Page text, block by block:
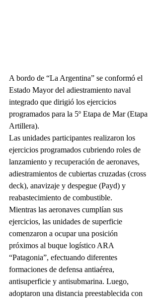
A bordo de “La Argentina” se conformó el
Estado Mayor del adiestramiento naval
integrado que dirigió los ejercicios
programados para la 5º Etapa de Mar (Etapa
Artillera).
Las unidades participantes realizaron los
ejercicios programados cubriendo roles de
lanzamiento y recuperación de aeronaves,
adiestramientos de cubiertas cruzadas (cross
deck), anavizaje y despegue (Payd) y
reabastecimiento de combustible.
Mientras las aeronaves cumplían sus
ejercicios, las unidades de superficie
comenzaron a ocupar una posición
próximos al buque logístico ARA
“Patagonia”, efectuando diferentes
formaciones de defensa antiaérea,
antisuperficie y antisubmarina. Luego,
adoptaron una distancia preestablecida con